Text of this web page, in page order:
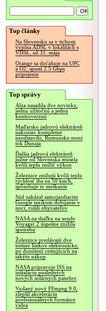
Top články
Na Slovensku sa v tichosti
vypína ADSL v lokalitách s
VDSL, už 31. mája
Orange sa doťahuje na UPC
a O2, spustí 2.5 Gbps
pripojenie
Top správy
Alza nasadila dve novinky,
jednu užitočnú a jednu
kontroverznú
Maďarsko jadrovú elektráreň
nakoniec kompletne
neodstavilo, Rumunsko mení
tok Dunaja
Ďalšia jadrová elektráreň
južne od Slovenska musela
kvôli teplu znížiť výkon
Železnice znižujú kvôli teplu
rýchlosť iba na 50 km/h,
spôsobuje to meškanie
Súd zakázal samojazdiacim
Google taxíkom dobíjanie v
noci, rušili obyvateľov
NASA na diaľku na sonde
Voyager 2 úspešne znížila
spotrebu
Železnice predávajú dve
tretiny lístkov elektronicky,
po donútení cestujúcich na
takýto nákup
NASA pripravuje ISS na
inštaláciu posledných
nových solárnych panelov
Vydaný nový FFmpeg 9.0,
zlepšil akceleráciu
profesionálnych formátov
videa